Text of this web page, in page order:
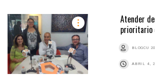
Atender
prioritario
BLOGCU
ABRIL 4,